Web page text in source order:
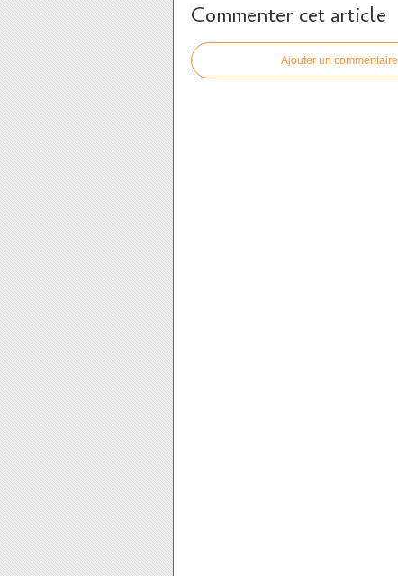
Commenter cet article
Ajouter un commentaire